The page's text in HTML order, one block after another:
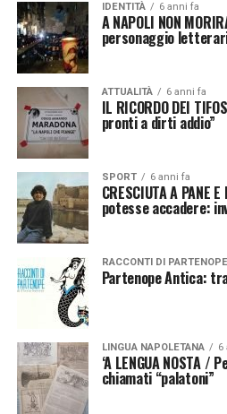
IDENTITÀ 6 anni fa
A NAPOLI NON
personaggio
ATTUALITÀ 6 anni fa
IL RICORDO DEI
pronti a dirti addio”
SPORT 6 anni fa
CRESCIUTA A PANE
potesse accadere:
RACCONTI DI PARTENOPE
Partenope Antica:
LINGUA NAPOLETANA 6
‘A LENGUA NOSTA
chiamati “palatoni”